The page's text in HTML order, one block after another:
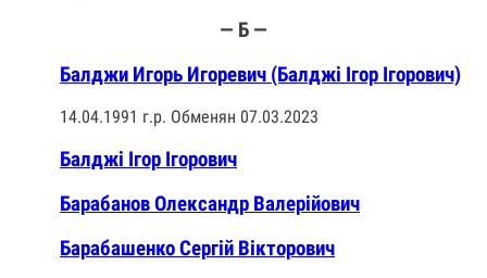
— Б —
Балджи Игорь Игоревич (Балджі Ігор Ігорович)
14.04.1991 г.р. Обменян 07.03.2023
Балджі Ігор Ігорович
Барабанов Олександр Валерійович
Барабашенко Сергій Вікторович